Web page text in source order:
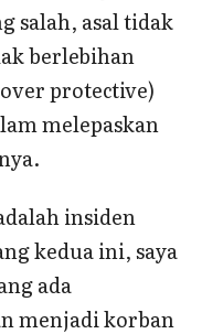
salah, asal tidak
berlebihan
protective)
melepaskan
insiden
kedua ini, saya
ada
menjadi korban